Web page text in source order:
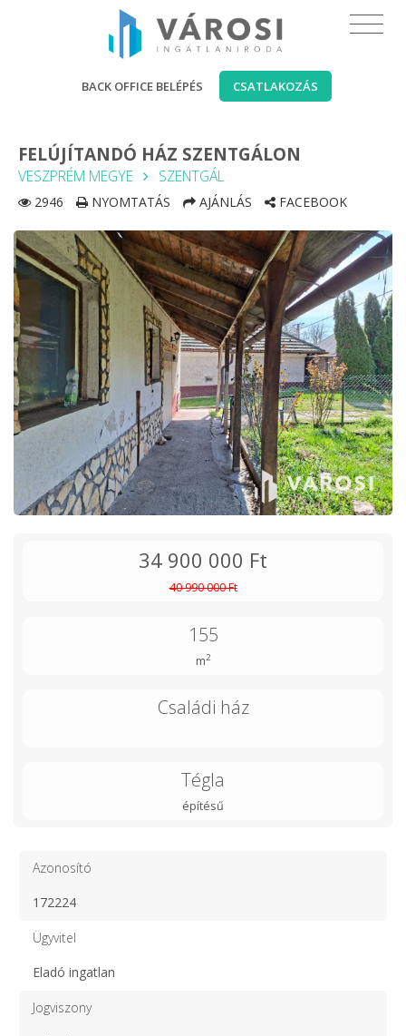
BACK OFFICE BELÉPÉS CSATLAKOZÁS
FELÚJÍTANDÓ HÁZ SZENTGÁLON
VESZPRÉM MEGYE SZENTGÁL
2946 NYOMTATÁS AJÁNLÁS FACEBOOK
34 900 000 Ft
40 990 000 Ft
155
m2
Családi ház
Tégla
építésű
Azonosító
172224
Ügyvitel
Eladó ingatlan
Jogviszony